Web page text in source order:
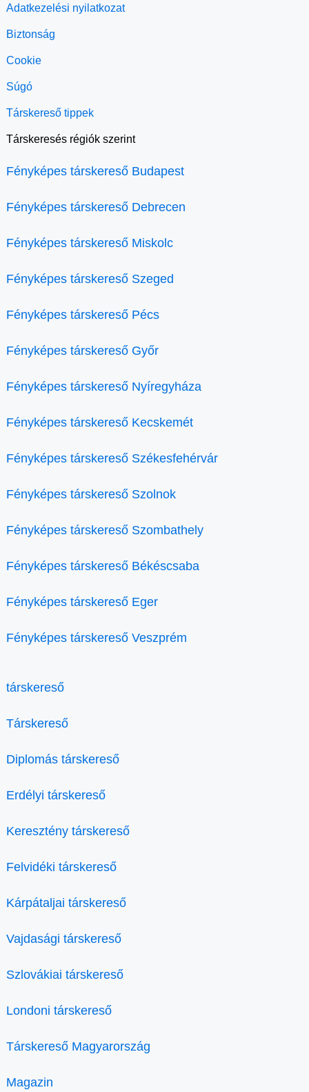
Adatkezelési nyilatkozat
Biztonság
Cookie
Súgó
Társkereső tippek
Társkeresés régiók szerint
Fényképes társkereső Budapest
Fényképes társkereső Debrecen
Fényképes társkereső Miskolc
Fényképes társkereső Szeged
Fényképes társkereső Pécs
Fényképes társkereső Győr
Fényképes társkereső Nyíregyháza
Fényképes társkereső Kecskemét
Fényképes társkereső Székesfehérvár
Fényképes társkereső Szolnok
Fényképes társkereső Szombathely
Fényképes társkereső Békéscsaba
Fényképes társkereső Eger
Fényképes társkereső Veszprém
társkereső
Társkereső
Diplomás társkereső
Erdélyi társkereső
Keresztény társkereső
Felvidéki társkereső
Kárpátaljai társkereső
Vajdasági társkereső
Szlovákiai társkereső
Londoni társkereső
Társkereső Magyarország
Magazin